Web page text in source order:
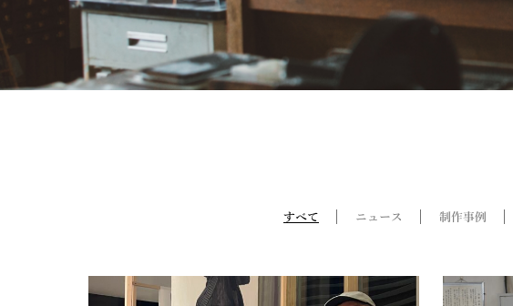
すべて ニュース 制作事例